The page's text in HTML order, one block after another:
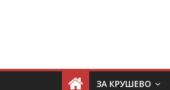
ЗА КРУШЕВО